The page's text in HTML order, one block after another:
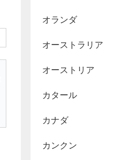
オランダ
オーストラリア
オーストリア
カタール
カナダ
カンクン